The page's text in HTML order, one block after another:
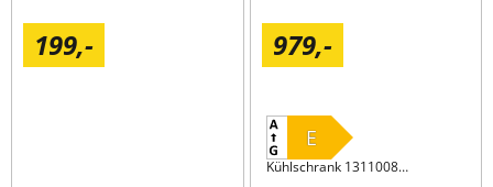
199,- 979,-
E
Kühlschrank 131100811300-11(UKS110-11)